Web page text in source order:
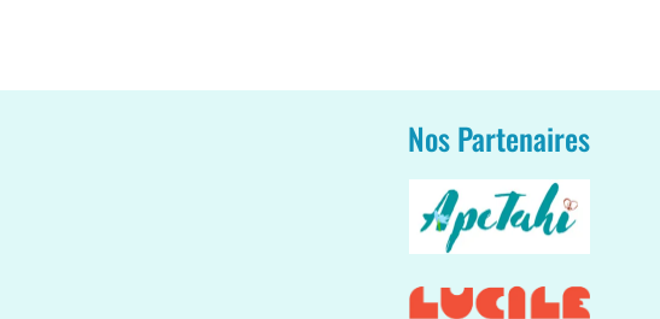
Nos Partenaires